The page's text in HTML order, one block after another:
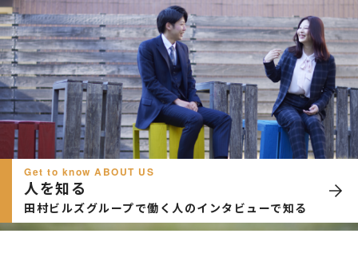
Get to know ABOUT US
人を知る
田村ビルズグループで働く人のインタビューで知る